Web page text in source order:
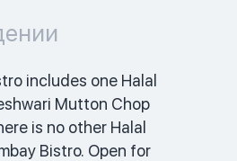
includes one Halal
Mutton Chop
is no other Halal
Bistro. Open for